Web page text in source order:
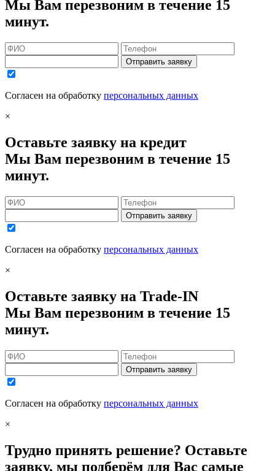
Мы Вам перезвоним в течение 15
минут.
Отправить заявку
Согласен на обработку персональных данных
×
Оставьте заявку на кредит
Мы Вам перезвоним в течение 15
минут.
Отправить заявку
Согласен на обработку персональных данных
×
Оставьте заявку на Trade-IN
Мы Вам перезвоним в течение 15
минут.
Отправить заявку
Согласен на обработку персональных данных
×
Трудно принять решение? Оставьте
заявку, мы подберём для Вас самые